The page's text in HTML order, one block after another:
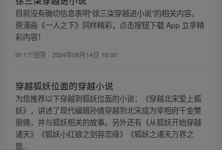
目前没有确切信息表明“徐三柒穿越进小说”的相关内容。
原漫画《一人之下》同样精彩，点击按钮下载 App 立享精
彩内容！
1个回答 · 2024年08月14日 16:00
穿越狐妖位面的穿越小说
为您推荐以下穿越到狐妖位面的小说：《穿越北宋爱上狐
妖》，讲述了现代编辑孙倩穿越到北宋成为宰相府千金樊
丽倩，并与狐妖相关的故事。另外还有《从狐妖开始穿越
诸天》《狐妖小红娘之剑容恋缘》《狐妖之诸天万界之
旅...